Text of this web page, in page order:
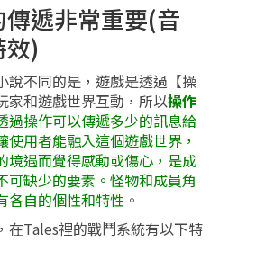
遞非常重要(音
)
說不同的是，遊戲是透過【操
家和遊戲世界互動，所以操作
過操作可以傳遞多少的訊息給
使用者能融入這個遊戲世界，
境遇而覺得感動或傷心，是成
可缺少的要素。怪物和成員角
各自的個性和特性 。
在Tales裡的戰鬥系統有以下特